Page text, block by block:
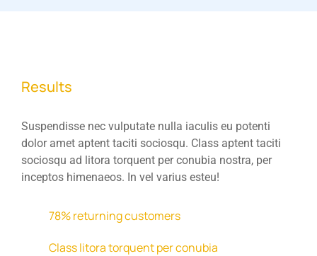
Results
Suspendisse nec vulputate nulla iaculis eu potenti
dolor amet aptent taciti sociosqu. Class aptent taciti
sociosqu ad litora torquent per conubia nostra, per
inceptos himenaeos. In vel varius esteu!
78% returning customers
Class litora torquent per conubia